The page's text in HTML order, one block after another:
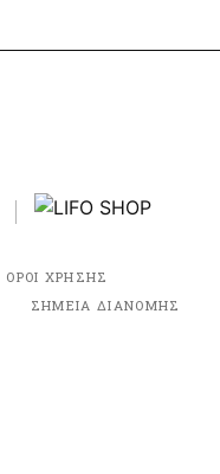
ΟΡΟΙ ΧΡΗΣΗΣ
ΣΗΜΕΙΑ ΔΙΑΝΟΜΗΣ